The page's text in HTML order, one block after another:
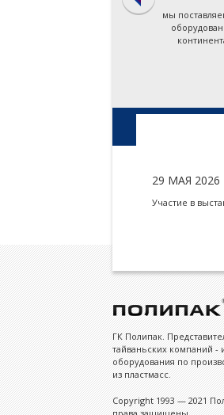
мы даём ответ на запрос по
мы
29 МАЯ 2026
Участие в
ГК Полипак.
тайваньских компаний -
оборудования по
из пластмасс.
Copyright 1993 — 2021
права защищены